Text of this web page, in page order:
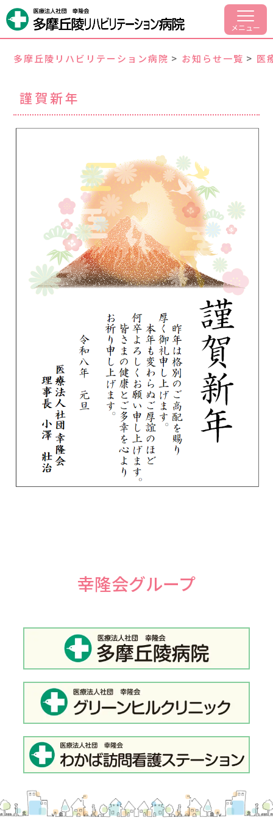
メニュー
病院案内
外来リハビリについて
採用情報
代表 042-797-1701
多摩丘陵リハビリテーション病院 > お知らせ一覧 > 医
謹賀新年
幸隆会グループ